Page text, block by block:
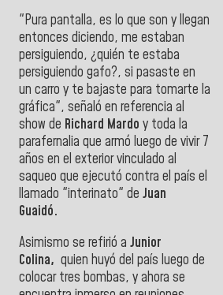
"Pura pantalla, es lo que son y llegan
entonces diciendo, me estaban
persiguiendo, ¿quién te estaba
persiguiendo gafo?, si pasaste en
un carro y te bajaste para tomarte la
gráfica", señaló en referencia al
show de Richard Mardo y toda la
parafernalia que armó luego de vivir 7
años en el exterior vinculado al
saqueo que ejecutó contra el país el
llamado "interinato" de Juan
Guaidó.
Asimismo se refirió a Junior
Colina, quien huyó del país luego de
colocar tres bombas, y ahora se